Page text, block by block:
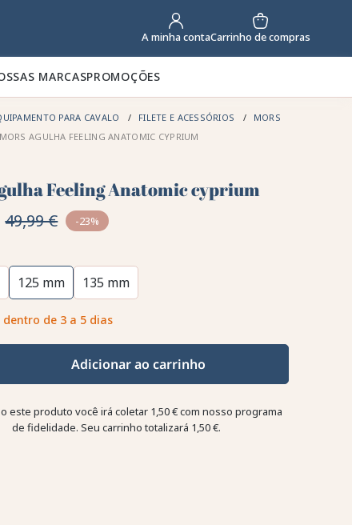
A minha contaCarrinho de compras
MARCASPROMOÇÕES
PARA CAVALO FILETE E ACESSÓRIOS
MORS
MORS AGULHA FEELING ANATOMIC CYPRIUM
Feeling Anatomic cyprium
49,99 € -23%
125 mm 135 mm
dentro de 3 a 5 dias
Adicionar ao carrinho
este produto você irá coletar 1,50 €com nosso programa
de fidelidade. Seu carrinho totalizará 1,50 €.